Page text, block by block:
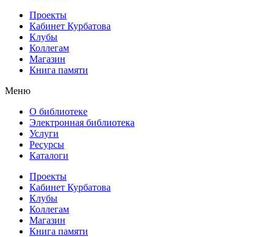
Проекты
Кабинет Курбатова
Клубы
Коллегам
Магазин
Книга памяти
Меню
О библиотеке
Электронная библиотека
Услуги
Ресурсы
Каталоги
Проекты
Кабинет Курбатова
Клубы
Коллегам
Магазин
Книга памяти